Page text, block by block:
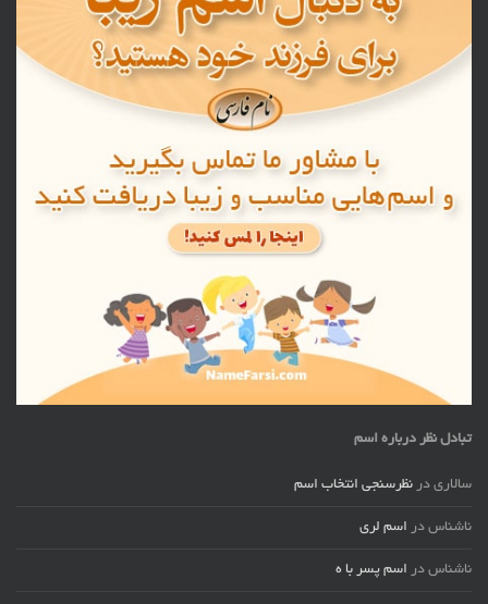
تبادل نظر درباره اسم
سالاری در نظرسنجی انتخاب اسم
ناشناس در اسم لری
ناشناس در اسم پسر با ه